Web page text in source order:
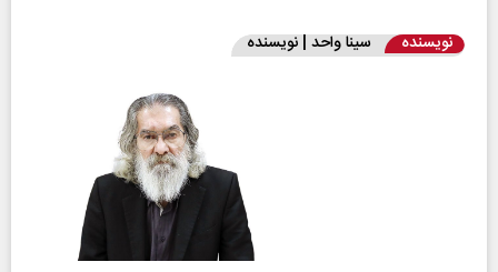
نویسنده سینا واحد | نویسنده